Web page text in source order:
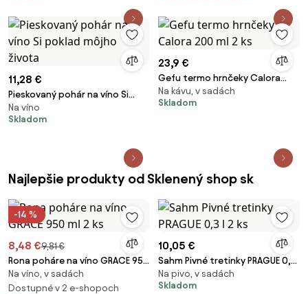
11,28 €
Pieskovaný pohár na víno Si
poklad môjho života
Na víno
Skladom
23,9 €
Gefu termo hrnčeky Calora
200 ml 2 ks
Na kávu, v sadách
Skladom
Najlepšie produkty od Sklenený shop sk
-14 %
8,48 €9,81 €
Rona poháre na víno GRACE 950
ml 2 ks
Na víno, v sadách
Dostupné v 2 e-shopoch
10,05 €
Sahm Pivné tretinky PRAGUE 0,3
l 2 ks
Na pivo, v sadách
Skladom